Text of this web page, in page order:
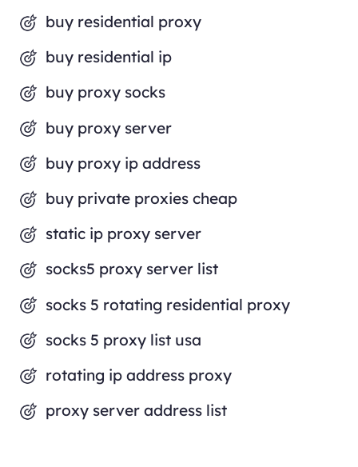
buy residential proxy
buy residential ip
buy proxy socks
buy proxy server
buy proxy ip address
buy private proxies cheap
static ip proxy server
socks5 proxy server list
socks 5 rotating residential proxy
socks 5 proxy list usa
rotating ip address proxy
proxy server address list